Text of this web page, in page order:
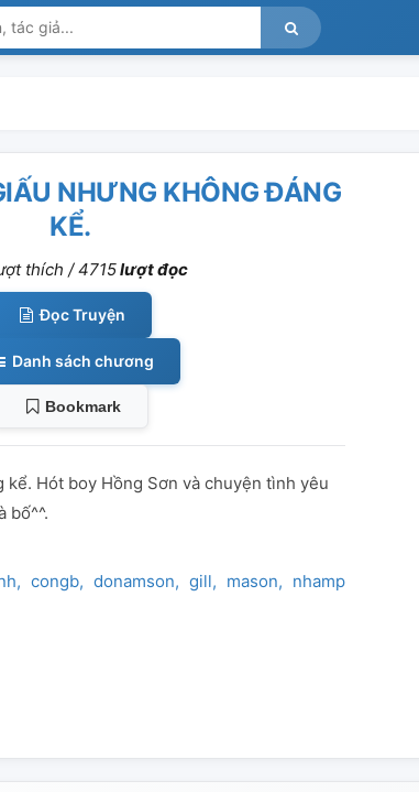
NHƯNG KHÔNG ĐÁNG
KỂ.
thích /4715lượt đọc
Đọc Truyện
Danh sách chương
Bookmark
kể. Hót boy Hồng Sơn và chuyện tình yêu
bố^^.
congb donamson gill mason nhamphuongnam